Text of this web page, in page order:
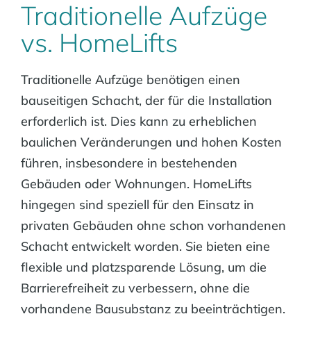
Traditionelle Aufzüge
vs. HomeLifts
Traditionelle Aufzüge benötigen einen
bauseitigen Schacht, der für die Installation
erforderlich ist. Dies kann zu erheblichen
baulichen Veränderungen und hohen Kosten
führen, insbesondere in bestehenden
Gebäuden oder Wohnungen. HomeLifts
hingegen sind speziell für den Einsatz in
privaten Gebäuden ohne schon vorhandenen
Schacht entwickelt worden. Sie bieten eine
flexible und platzsparende Lösung, um die
Barrierefreiheit zu verbessern, ohne die
vorhandene Bausubstanz zu beeinträchtigen.